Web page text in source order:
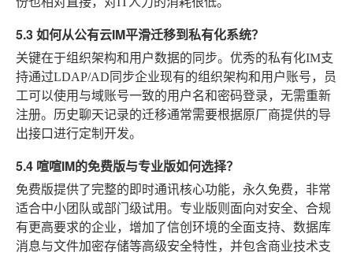
5.3 如何从公有云IM平滑迁移到私有化系统？
关键在于组织架构和用户数据的同步。优秀的私有化IM支
持通过LDAP/AD同步企业现有的组织架构和用户账号，员
工可以使用与域账号一致的用户名和密码登录，无需重新
注册。历史聊天记录的迁移通常需要根据原厂商提供的导
出接口进行定制开发。
5.4 喧喧IM的免费版与专业版如何选择？
免费版提供了完整的即时通讯核心功能，永久免费，非常
适合中小团队或部门级试用。专业版则面向对安全、合规
有更高要求的企业，增加了信创环境的全面支持、数据库
消息与文件加密存储等高级安全特性，并包含商业技术支